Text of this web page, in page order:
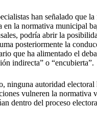
han señalado que
en la normativa municipal
podría abrir la
posteriormente la
que ha alimentado el
indirecta” o “encubierta”.
ninguna autoridad electoral
vulneren la normativa
dentro del proceso